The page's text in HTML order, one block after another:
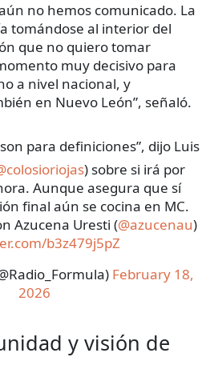
no hemos comunicado. La
tomándose al interior del
que no quiero tomar
muy decisivo para
a nivel nacional, y
en Nuevo León”, señaló.
para definiciones”, dijo Luis
) sobre si irá por
Aunque asegura que sí
final aún se cocina en MC.
Azucena Uresti (@azucenau)
b3z479j5pZ
February 18,
2026
y visión de